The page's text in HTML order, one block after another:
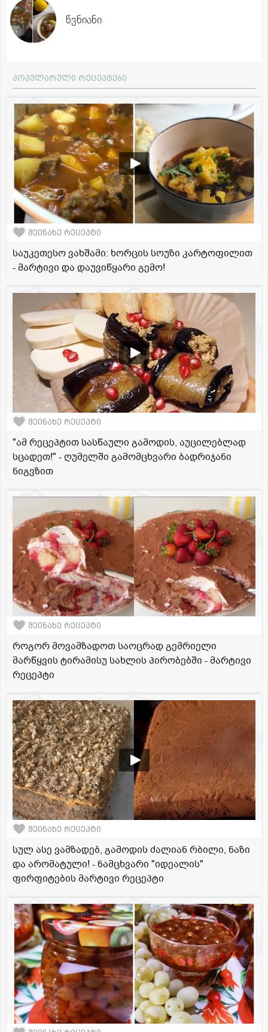
წვნიანი
პოპულარული რეცეპტები
შეინახე რეცეპტი
საუკეთესო ვახშამი: ხორცის სოუზი კარტოფილით
- მარტივი და დაუვიწყარი გემო!
შეინახე რეცეპტი
"ამ რეცეპტით სასწაული გამოდის, აუცილებლად
სცადეთ!" - ღუმელში გამომცხვარი ბადრიჯანი
ნიგვზით
შეინახე რეცეპტი
როგორ მოვამზადოთ საოცრად გემრიელი
მარწყვის ტირამისუ სახლის პირობებში - მარტივი
რეცეპტი
შეინახე რეცეპტი
სულ ასე ვამზადებ, გამოდის ძალიან რბილი, ნაზი
და არომატული! - ნამცხვარი "იდეალის"
ფირფიტების მარტივი რეცეპტი